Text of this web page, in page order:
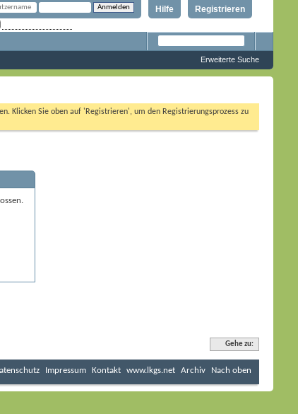
Registrieren
Hilfe
Erweiterte Suche
Klicken Sie oben auf 'Registrieren', um den Registrierungsprozess zu
Gehe zu:
Impressum Kontakt www.lkgs.net Archiv Nach oben